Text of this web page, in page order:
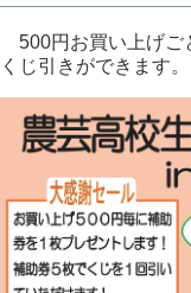
500円お買い上げご
くじ引きができます。